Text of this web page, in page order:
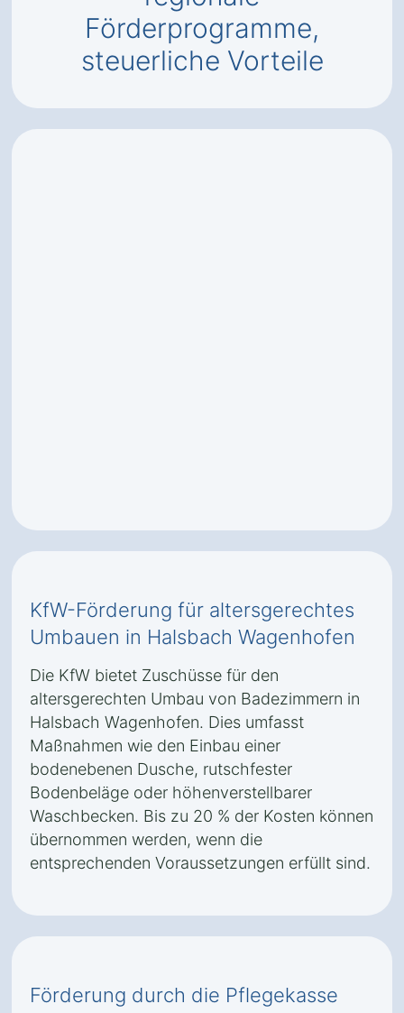
Förderprogramme,
steuerliche Vorteile
KfW-Förderung für altersgerechtes
Umbauen in Halsbach Wagenhofen
Die KfW bietet Zuschüsse für den
altersgerechten Umbau von Badezimmern in
Halsbach Wagenhofen. Dies umfasst
Maßnahmen wie den Einbau einer
bodenebenen Dusche, rutschfester
Bodenbeläge oder höhenverstellbarer
Waschbecken. Bis zu 20 % der Kosten können
übernommen werden, wenn die
entsprechenden Voraussetzungen erfüllt sind.
Förderung durch die Pflegekasse